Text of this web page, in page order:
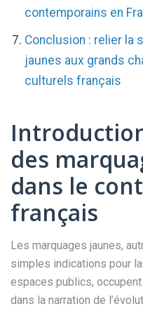
contemporains en
Conclusion : relier la
jaunes aux grands
culturels français
des
dans le
français
Les marquages jaunes,
simples indications pour
espaces publics, occupent
dans la narration de